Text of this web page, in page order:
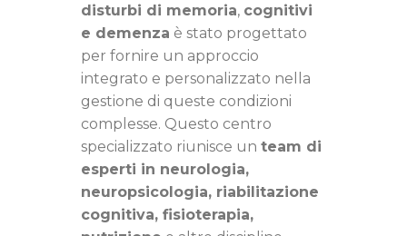
disturbi di memoria, cognitivi
e demenza è stato progettato
per fornire un approccio
integrato e personalizzato nella
gestione di queste condizioni
complesse. Questo centro
specializzato riunisce un team di
esperti in neurologia,
neuropsicologia, riabilitazione
cognitiva, fisioterapia,